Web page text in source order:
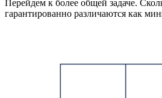
Перейдем к более общей задаче.
гарантированно различаются как